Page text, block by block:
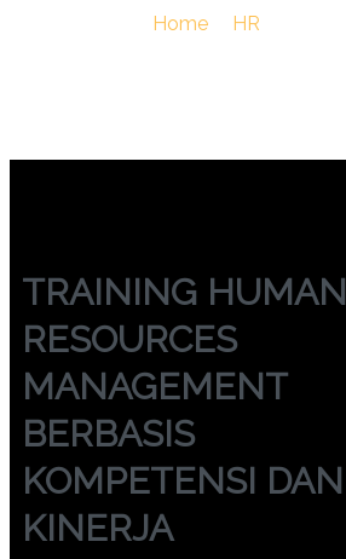
Home HR
TRAINING HUMAN
RESOURCES
MANAGEMENT
BERBASIS
KOMPETENSI DAN
KINERJA